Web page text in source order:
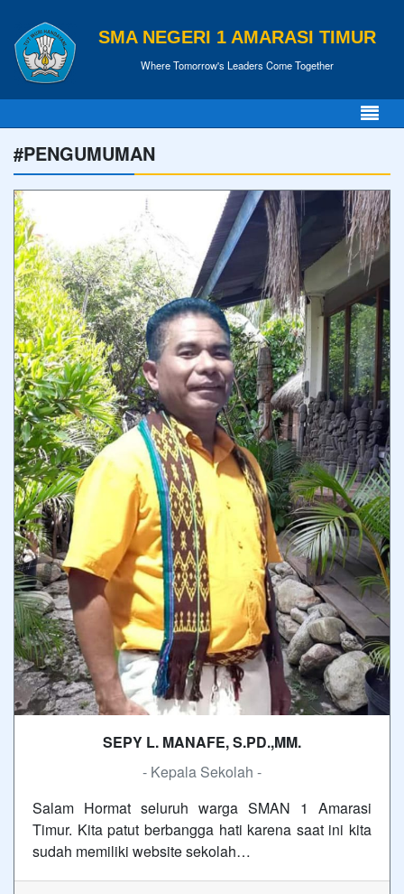
SMA NEGERI 1 AMARASI TIMUR
Where Tomorrow's Leaders Come Together
#PENGUMUMAN
SEPY L. MANAFE, S.PD.,MM.
- Kepala Sekolah -
Salam Hormat seluruh warga SMAN 1 Amarasi
Timur. Kita patut berbangga hati karena saat ini kita
sudah memiliki website sekolah…